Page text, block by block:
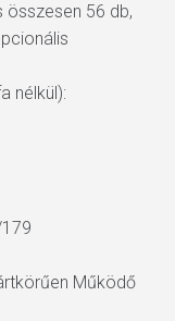
összesen 56 db,
nélkül):
Működő